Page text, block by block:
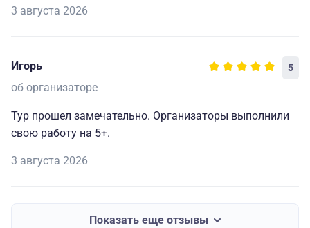
3 августа 2026
Игорь 5
об организаторе
Тур прошел замечательно. Организаторы выполнили
свою работу на 5+.
3 августа 2026
Показать еще отзывы